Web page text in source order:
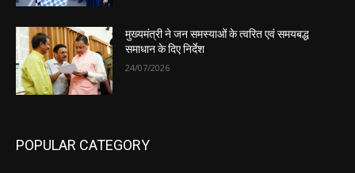
मुख्यमंत्री ने जन समस्याओं के त्वरित एवं समयबद्ध
समाधान के दिए निर्देश
24/07/2026
POPULAR CATEGORY